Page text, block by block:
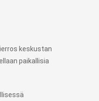
keskustan
paikallisia